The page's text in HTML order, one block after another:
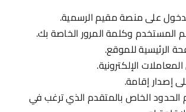
على منصة مقيم الرسمية.
المستخدم وكلمة المرور الخاصة بك.
الرئيسية للموقع.
الإلكترونية.
إصدار إقامة.
الحدود الخاص بالمتقدم الذي ترغب في